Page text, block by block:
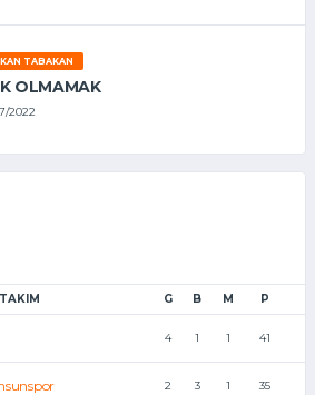
TABAKAN
OLMAMAK
2022
TAKIM G B M P
4 1 1 41
2 3 1 35